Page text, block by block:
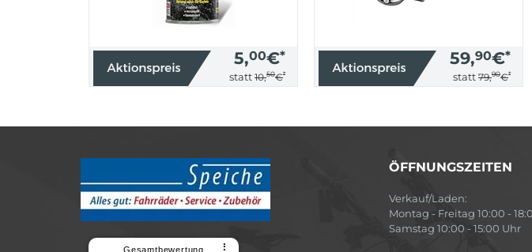
5,00€*
statt 10,50€*
59,90€*
statt 79,90€*
Gesamtbewertung ⠇
ÖFFNUNGSZEITEN
Verkauf/Laden:
Montag - Freitag 10:00 -
Samstag 10:00 - 15:00 Uhr